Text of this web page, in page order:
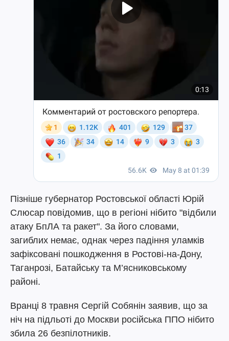
Пізніше губернатор Ростовської області Юрій
Слюсар повідомив, що в регіоні нібито "відбили
атаку БпЛА та ракет". За його словами,
загиблих немає, однак через падіння уламків
зафіксовані пошкодження в Ростові-на-Дону,
Таганрозі, Батайську та М’ясниковському
районі.
Вранці 8 травня Сергій Собянін заявив, що за
ніч на підльоті до Москви російська ППО нібито
збила 26 безпілотників.